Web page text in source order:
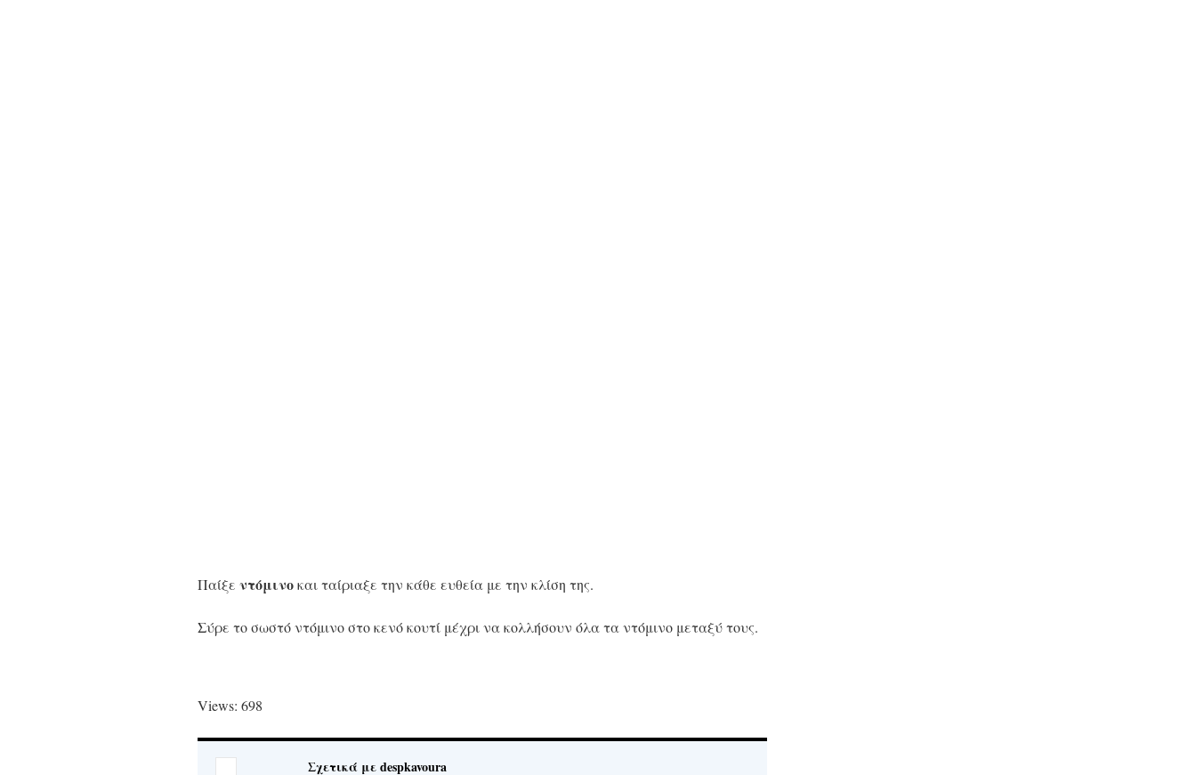
Παίξε ντόμινοκαι ταίριαξε την κάθε ευθεία με την κλίση της.
Σύρε το σωστό ντόμινο στο κενό κουτί μέχρι να κολλήσουν όλα τα ντόμινο μεταξύ τους.
Views: 698
Σχετικά με despkavoura